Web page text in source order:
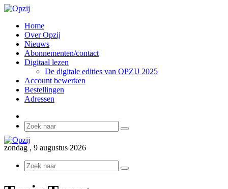
Home
Over Opzij
Nieuws
Abonnementen/contact
Digitaal lezen
De digitale edities van OPZIJ 2025
Account bewerken
Bestellingen
Adressen
Zoek
zondag , 9 augustus 2026
Zoek